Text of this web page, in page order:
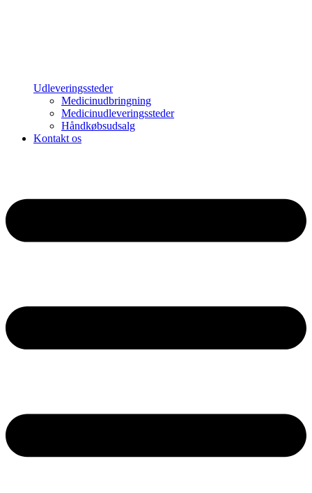
Udleveringssteder
Medicinudbringning
Medicinudleveringssteder
Håndkøbsudsalg
Kontakt os